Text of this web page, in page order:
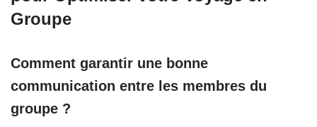
Groupe
Comment garantir une bonne
communication entre les membres du
groupe ?